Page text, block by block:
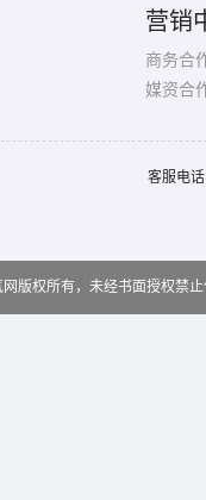
营销
商务合
媒资合
客服电
网版权所有，未经书面授权